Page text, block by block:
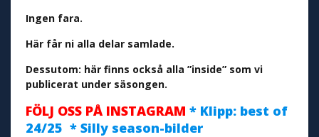
Ingen fara.
Här får ni alla delar samlade.
Dessutom: här finns också alla ”inside” som vi
publicerat under säsongen.
FÖLJ OSS PÅ INSTAGRAM * Klipp: best of
24/25 * Silly season-bilder